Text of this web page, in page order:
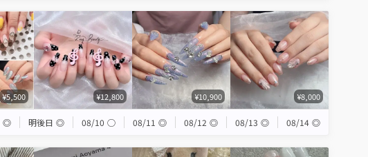
¥5,500 ¥12,800 ¥10,900 ¥8,000
◎ 明後日 ◎ 08/10 ◯ 08/11 ◎ 08/12 ◎ 08/13 ◎ 08/14 ◎